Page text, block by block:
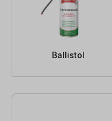
Ballistol
39 articles trouvés